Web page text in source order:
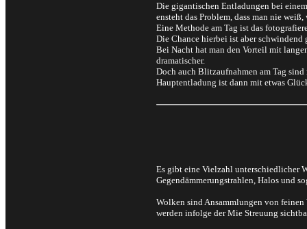
Die gigantischen Entladungen bei
ensteht das Problem, dass man nie
Eine Methode am Tag ist das
Die Chance hierbei ist aber schwindend
Bei Nacht hat man den Vorteil mit
dramatischer.
Doch auch Blitzaufnahmen am Tag
Hauptentladung ist dann mit etwas
Es gibt eine Vielzahl unterschiedlicher
Gegendämmerungstrahlen, Halos und
Wolken sind Ansammlungen von
werden infolge der Mie Streuung